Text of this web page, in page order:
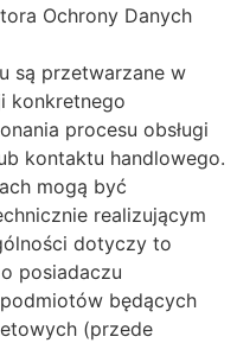
Ochrony Danych
są przetwarzane w
konkretnego
procesu obsługi
kontaktu handlowego.
mogą być
realizującym
dotyczy to
posiadaczu
będących
(przede